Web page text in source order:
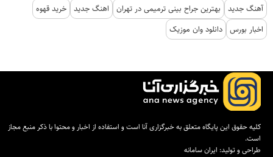
آهنگ جدید
بهترین جراح بینی ترمیمی در تهران اهنگ جدید خرید قهوه
اخبار بورس دانلود وان موزیک
کلیه حقوق این پایگاه متعلق به خبرگزاری آنا است و استفاده از اخبار و محتوا با ذکر منبع مجاز
است.
طراحی و تولید: ایران سامانه